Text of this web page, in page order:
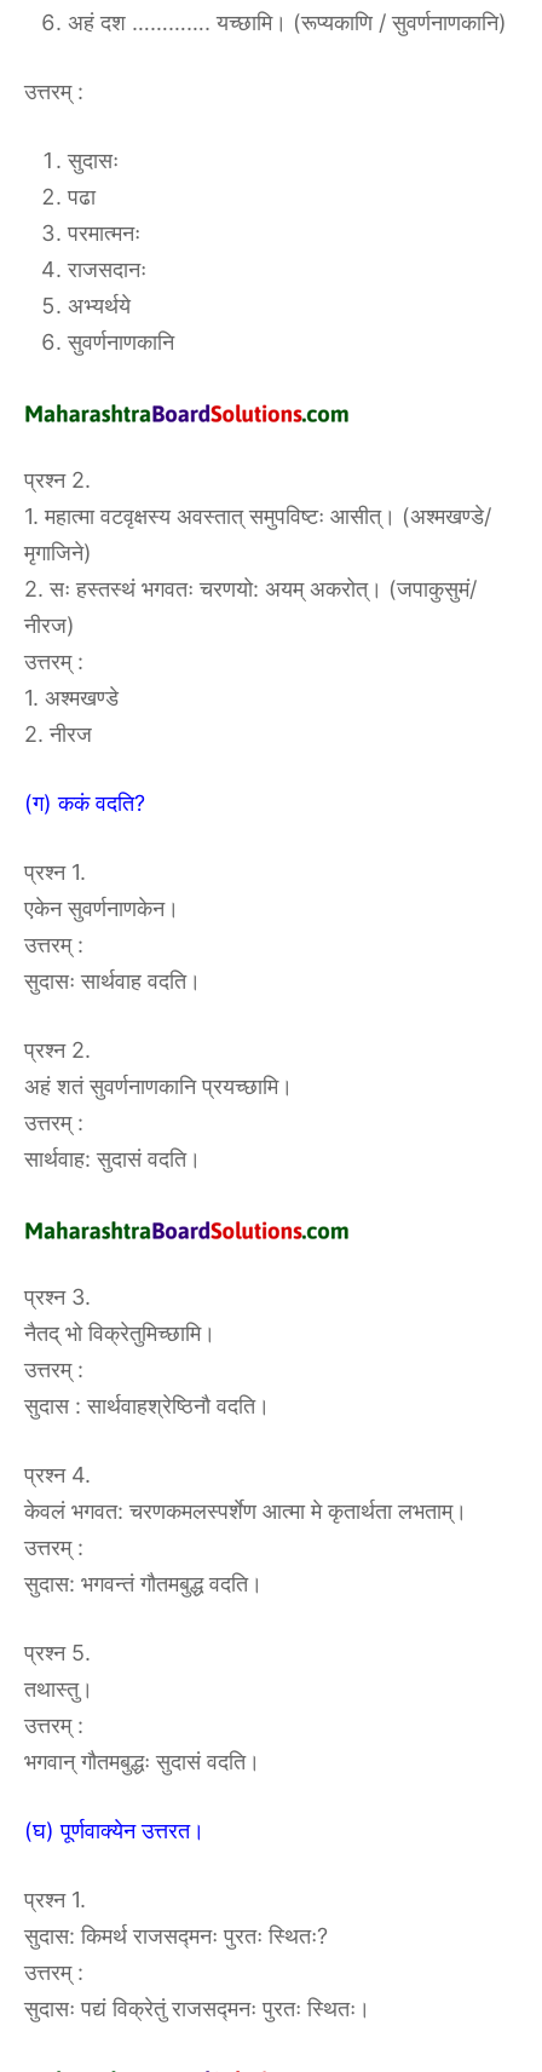
अहं दश …………. यच्छामि। (रूप्यकाणि / सुवर्णनाणकानि)
उत्तरम् :
सुदासः
पढा
परमात्मनः
राजसदानः
अभ्यर्थये
सुवर्णनाणकानि
प्रश्न 2.
1. महात्मा वटवृक्षस्य अवस्तात् समुपविष्टः आसीत्। (अश्मखण्डे/
मृगाजिने)
2. सः हस्तस्थं भगवतः चरणयो: अयम् अकरोत्। (जपाकुसुमं/
नीरज)
उत्तरम् :
1. अश्मखण्डे
2. नीरज
(ग) ककं वदति?
प्रश्न 1.
एकेन सुवर्णनाणकेन।
उत्तरम् :
सुदासः सार्थवाह वदति।
प्रश्न 2.
अहं शतं सुवर्णनाणकानि प्रयच्छामि।
उत्तरम् :
सार्थवाह: सुदासं वदति।
प्रश्न 3.
नैतद् भो विक्रेतुमिच्छामि।
उत्तरम् :
सुदास : सार्थवाहश्रेष्ठिनौ वदति।
प्रश्न 4.
केवलं भगवत: चरणकमलस्पर्शेण आत्मा मे कृतार्थता लभताम्।
उत्तरम् :
सुदास: भगवन्तं गौतमबुद्ध वदति।
प्रश्न 5.
तथास्तु।
उत्तरम् :
भगवान् गौतमबुद्धः सुदासं वदति।
(घ) पूर्णवाक्येन उत्तरत।
प्रश्न 1.
सुदास: किमर्थ राजसद्मनः पुरतः स्थितः?
उत्तरम् :
सुदासः पद्यं विक्रेतुं राजसद्मनः पुरतः स्थितः।